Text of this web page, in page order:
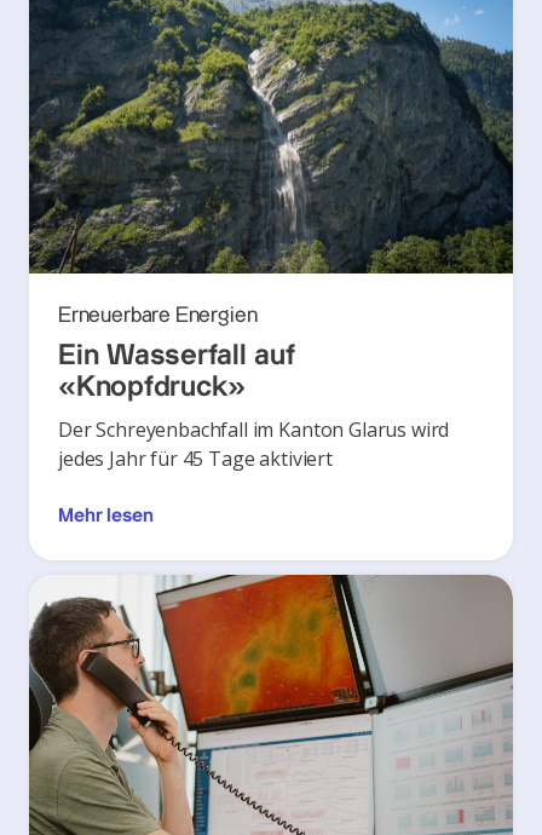
Erneuerbare Energien
Ein Wasserfall auf
«Knopfdruck»
Der Schreyenbachfall im Kanton Glarus wird
jedes Jahr für 45 Tage aktiviert
Mehr lesen